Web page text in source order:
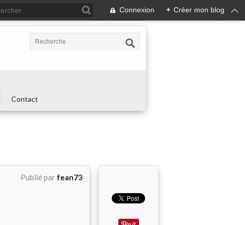
Connexion + Créer mon blog
Contact
Publié par fean73